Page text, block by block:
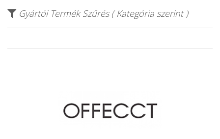
Gyártói Termék Szűrés ( Kategória szerint )